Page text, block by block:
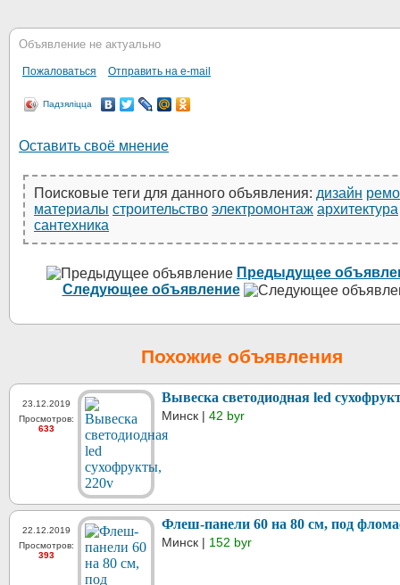
Объявление не актуально
Пожаловаться Отправить на e-mail
Падзяліцца
Оставить своё мнение
Поисковые теги для данного объявления: дизайн
материалы строительство электромонтаж архитектура
сантехника
Предыдущее
Следующее объявление
Похожие объявления
23.12.2019
Просмотров:
633
Вывеска светодиодная led
Минск | 42 byr
22.12.2019
Просмотров:
393
Флеш-панели 60 на 80 см, под
Минск | 152 byr